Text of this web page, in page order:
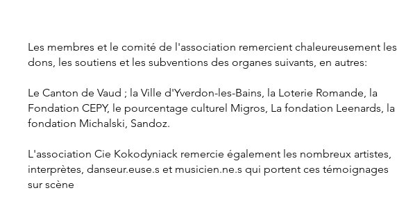
Les membres et le comité de l'association remercient chaleureusement les
dons, les soutiens et les subventions des organes suivants, en autres:
Le Canton de Vaud ; la Ville d'Yverdon-les-Bains, la Loterie Romande, la
Fondation CEPY, le pourcentage culturel Migros, La fondation Leenards, la
fondation Michalski, Sandoz.
L'association Cie Kokodyniack remercie également les nombreux artistes,
interprètes, danseur.euse.s et musicien.ne.s qui portent ces témoignages
sur scène